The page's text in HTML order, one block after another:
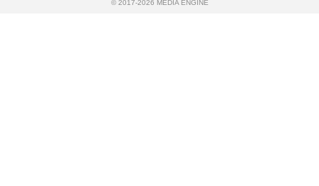
© 2017-2026 MEDIA ENGINE